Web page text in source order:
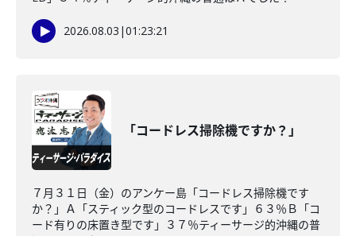
2026.08.03 |01:23:21
「コードレス掃除機ですか？」
７月３１日（金）のアンケー島「コードレス掃除機です
か？」Ａ「スティック型のコードレスです」６３％Ｂ「コ
ード有りの床置き型です」３７％ティーサージ的沖縄の普